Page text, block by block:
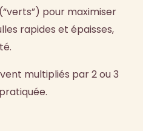
pour maximiser
rapides et épaisses,
multipliés par 2 ou 3